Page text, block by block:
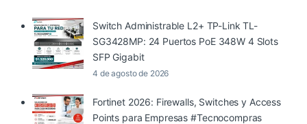
Switch Administrable L2+ TP-Link TL-
SG3428MP: 24 Puertos PoE 348W 4 Slots
SFP Gigabit
4 de agosto de 2026
Fortinet 2026: Firewalls, Switches y Access
Points para Empresas #Tecnocompras